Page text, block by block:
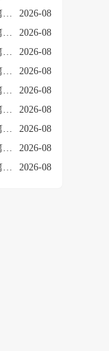
2026年珠海小自考报名指南，一篇说明白！
2026-08
2026年中山小自考报名指南，一篇说明白！
2026-08
2026年肇庆小自考报名指南，一篇说明白！
2026-08
2026年湛江小自考报名指南，一篇说明白！
2026-08
2026年云浮小自考报名指南，一篇说明白！
2026-08
2026年阳江小自考报名指南，一篇说明白！
2026-08
2026年深圳小自考报名指南，一篇说明白！
2026-08
2026年韶关小自考报名指南，一篇说明白！
2026-08
2026年汕头小自考报名指南，一篇说明白！
2026-08